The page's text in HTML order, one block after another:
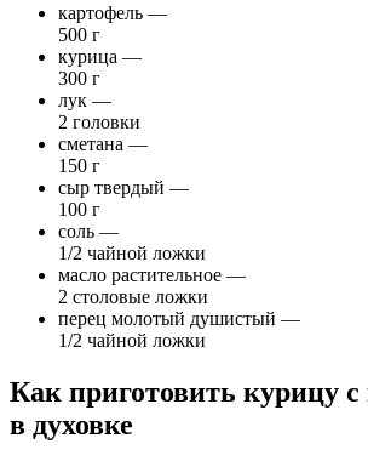
картофель —
500 г
курица —
300 г
лук —
2 головки
сметана —
150 г
сыр твердый —
100 г
соль —
1/2 чайной ложки
масло растительное —
2 столовые ложки
перец молотый душистый —
1/2 чайной ложки
Как приготовить курицу
в духовке